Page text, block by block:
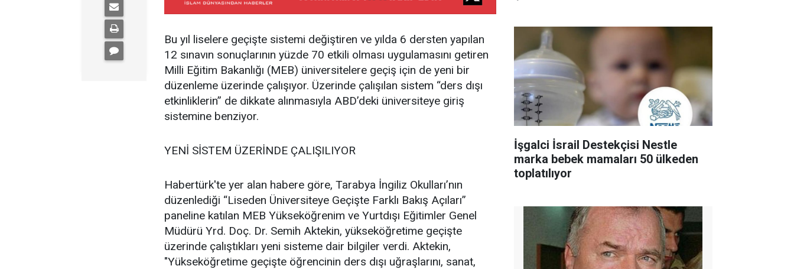
Bu yıl liselere geçişte sistemi değiştiren ve yılda 6 dersten yapılan
12 sınavın sonuçlarının yüzde 70 etkili olması uygulamasını getiren
Milli Eğitim Bakanlığı (MEB) üniversitelere geçiş için de yeni bir
düzenleme üzerinde çalışıyor. Üzerinde çalışılan sistem “ders dışı
etkinliklerin” de dikkate alınmasıyla ABD’deki üniversiteye giriş
sistemine benziyor.
YENİ SİSTEM ÜZERİNDE ÇALIŞILIYOR
Habertürk'te yer alan habere göre, Tarabya İngiliz Okulları’nın
düzenlediği “Liseden Üniversiteye Geçişte Farklı Bakış Açıları”
paneline katılan MEB Yükseköğrenim ve Yurtdışı Eğitimler Genel
Müdürü Yrd. Doç. Dr. Semih Aktekin, yükseköğretime geçişte
üzerinde çalıştıkları yeni sisteme dair bilgiler verdi. Aktekin,
"Yükseköğretime geçişte öğrencinin ders dışı uğraşlarını, sanat,
İşgalci İsrail Destekçisi Nestle
marka bebek mamaları 50 ülkeden
toplatılıyor